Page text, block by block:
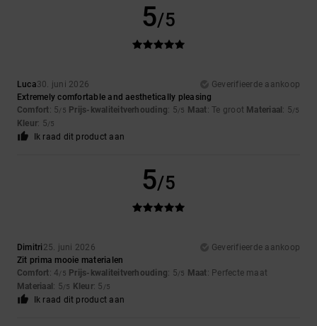
5/5
Luca30. juni 2026
Geverifieerde aankoop
Extremely comfortable and aesthetically pleasing
Comfort: 5/5 Prijs-kwaliteitverhouding: 5/5 Maat: Te groot Materiaal : 5/5
Kleur: 5/5
Ik raad dit product aan
5/5
Dimitri 25. juni 2026
Geverifieerde aankoop
Zit prima mooie materialen
Comfort: 4/5 Prijs-kwaliteitverhouding: 5/5 Maat: Perfecte maat
Materiaal : 5/5 Kleur: 5 /5
Ik raad dit product aan